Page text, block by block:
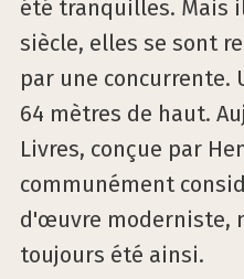
été tranquilles. Mais
siècle, elles se sont
par une concurrente.
64 mètres de haut.
Livres, conçue par
communément
d'œuvre moderniste,
toujours été ainsi.